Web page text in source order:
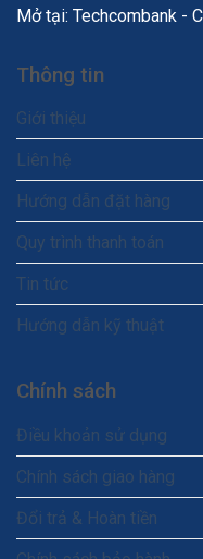
Mở tại: Techcombank -
Thông tin
Giới thiệu
Liên hệ
Hướng dẫn đặt hàng
Quy trình thanh toán
Tin tức
Hướng dẫn kỹ thuật
Chính sách
Điều khoản sử dụng
Chính sách giao hàng
Đổi trả & Hoàn tiền